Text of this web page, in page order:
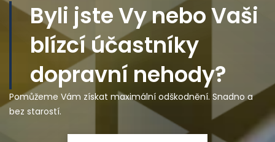
Byli jste Vy nebo Vaši
blízcí účastníky
dopravní nehody?
Pomůžeme Vám získat maximální odškodnění. Snadno a
bez starostí.